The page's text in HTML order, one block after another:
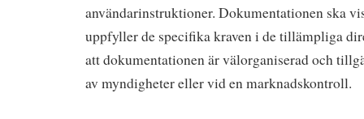
användarinstruktioner. Dokumentationen ska
uppfyller de specifika kraven i de tillämpliga
att dokumentationen är välorganiserad och
av myndigheter eller vid en marknadskontroll.